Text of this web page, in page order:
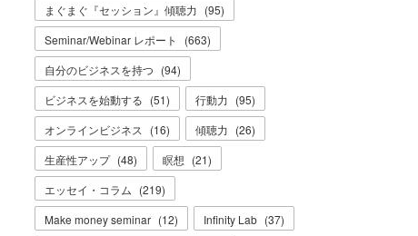
まぐまぐ『セッション』傾聴力 (95)
Seminar/Webinar レポート
(663)
自分のビジネスを持つ (94)
ビジネスを始動する (51) 行動力 (95)
オンラインビジネス
(16) 傾聴力 (26)
生産性アップ (48) 瞑想 (21)
エッセイ・コラム (219)
Make money seminar (12) Infinity Lab (37)